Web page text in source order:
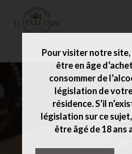
Pour visiter notre
être en âge
consommer de
législation de
résidence. S’il
législation sur ce
être âgé de 18 ans
ACCUEIL